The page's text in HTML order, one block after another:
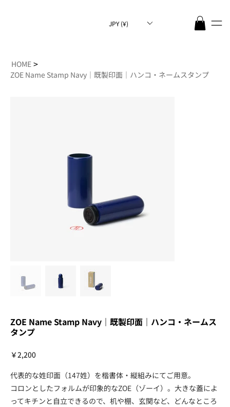
JPY (¥)
HOME >
ZOE Name Stamp Navy｜既製印面｜ハンコ・ネームスタンプ
ZOE Name Stamp Navy｜既製印面｜ハンコ・ネームス
タンプ
価
格
￥2,200
代表的な姓印面（147姓）を楷書体・縦組みにてご用意。
コロンとしたフォルムが印象的なZOE（ゾーイ）。大きな蓋によ
ってキチンと自立できるので、机や棚、玄関など、どんなところ